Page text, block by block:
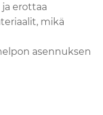
erottaa
mikä
asennuksen